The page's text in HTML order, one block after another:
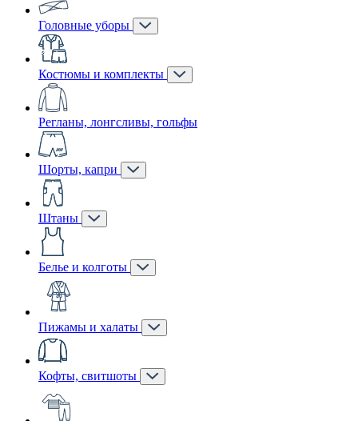
Головные уборы
Костюмы и комплекты
Регланы, лонгсливы, гольфы
Шорты, капри
Штаны
Белье и колготы
Пижамы и халаты
Кофты, свитшоты